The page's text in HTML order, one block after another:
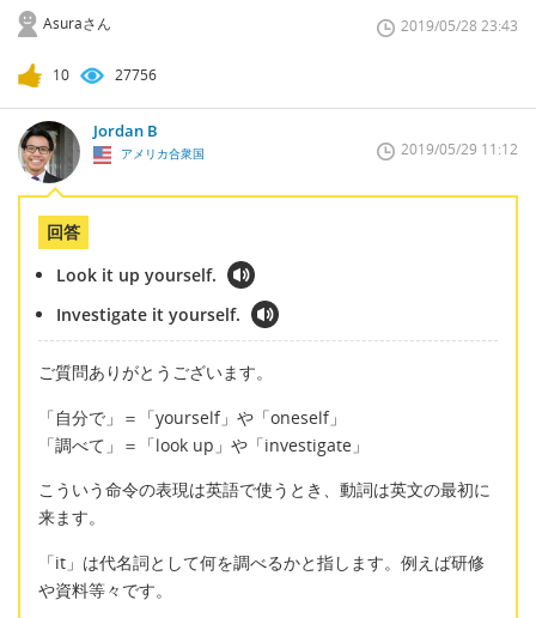
Asuraさん 2019/05/28 23:43
10 27756
Jordan B
アメリカ合衆国 2019/05/29 11:12
回答
Look it up yourself.
Investigate it yourself.
ご質問ありがとうございます。
「自分で」＝「yourself」や「oneself」
「調べて」＝「look up」や「investigate」
こういう命令の表現は英語で使うとき、動詞は英文の最初に
来ます。
「it」は代名詞として何を調べるかと指します。例えば研修
や資料等々です。